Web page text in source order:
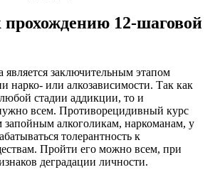
12-шаговой
является заключительным этапом
нарко- или алкозависимости. Так как
стадии аддикции, то и
всем. Противорецидивный курс
запойным алкоголикам, наркоманам, у
толерантность к
Пройти его можно всем, при
деградации личности.